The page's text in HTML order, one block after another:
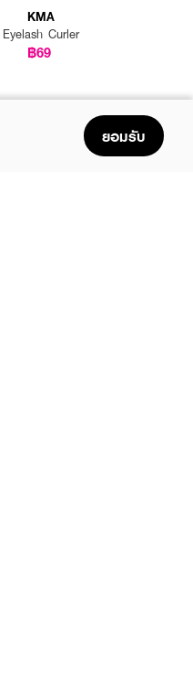
KMA
Eyelash Curler
฿69
ยอมรับ